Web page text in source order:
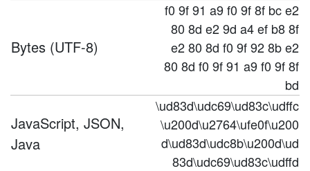
Bytes (UTF-8)
f0 9f 91 a9 f0 9f 8f bc e2
80 8d e2 9d a4 ef b8 8f
e2 80 8d f0 9f 92 8b e2
80 8d f0 9f 91 a9 f0 9f 8f
bd
JavaScript, JSON,
Java
\ud83d\udc69\ud83c\udffc
\u200d\u2764\ufe0f\u200
d\ud83d\udc8b\u200d\ud
83d\udc69\ud83c\udffd